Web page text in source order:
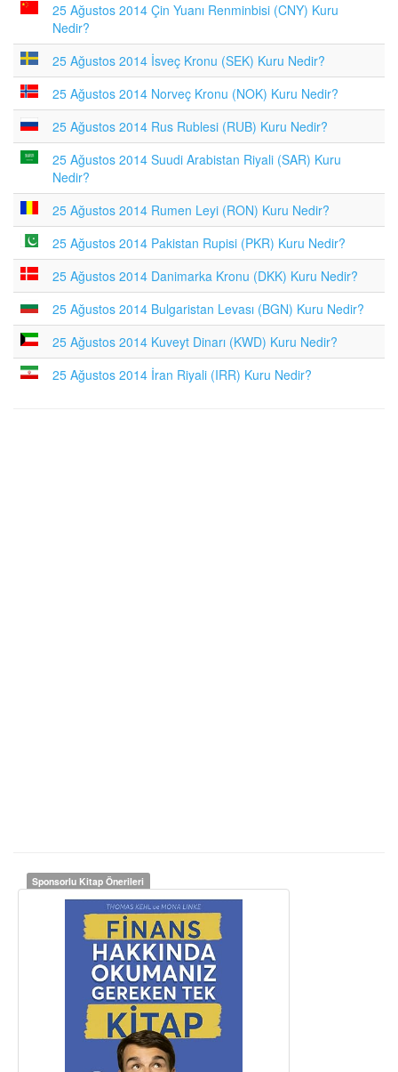
25 Ağustos 2014 Çin Yuanı Renminbisi (CNY) Kuru
Nedir?
25 Ağustos 2014 İsveç Kronu (SEK) Kuru Nedir?
25 Ağustos 2014 Norveç Kronu (NOK) Kuru Nedir?
25 Ağustos 2014 Rus Rublesi (RUB) Kuru Nedir?
25 Ağustos 2014 Suudi Arabistan Riyali (SAR) Kuru
Nedir?
25 Ağustos 2014 Rumen Leyi (RON) Kuru Nedir?
25 Ağustos 2014 Pakistan Rupisi (PKR) Kuru Nedir?
25 Ağustos 2014 Danimarka Kronu (DKK) Kuru Nedir?
25 Ağustos 2014 Bulgaristan Levası (BGN) Kuru Nedir?
25 Ağustos 2014 Kuveyt Dinarı (KWD) Kuru Nedir?
25 Ağustos 2014 İran Riyali (IRR) Kuru Nedir?
Sponsorlu Kitap Önerileri